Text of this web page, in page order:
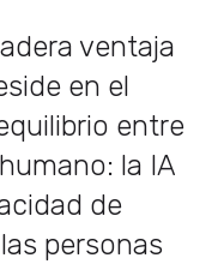
ventaja
en el
entre
la IA
de
personas